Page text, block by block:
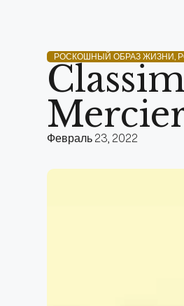
РОСКОШНЫЙ ОБРАЗ ЖИЗНИ
Февраль 23, 2022